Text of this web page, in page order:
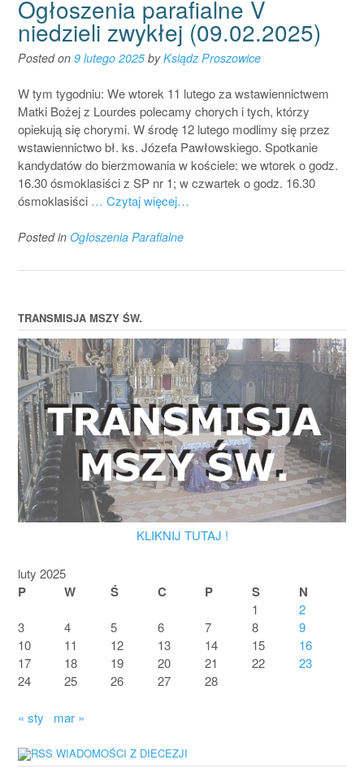
Ogłoszenia parafialne V
niedzieli zwykłej (09.02.2025)
Posted on 9 lutego 2025 byKsiądz Proszowice
W tym tygodniu: We wtorek 11 lutego za wstawiennictwem
Matki Bożej z Lourdes polecamy chorych i tych, którzy
opiekują się chorymi. W środę 12 lutego modlimy się przez
wstawiennictwo bł. ks. Józefa Pawłowskiego. Spotkanie
kandydatów do bierzmowania w kościele: we wtorek o godz.
16.30 ósmoklasiści z SP nr 1; w czwartek o godz. 16.30
ósmoklasiści … Czytaj więcej…
Posted in Ogłoszenia Parafialne
TRANSMISJA MSZY ŚW.
KLIKNIJ TUTAJ !
luty 2025
P W Ś C P S N
1
2
3
4 5 6 7 8
9
10
11 12 13 14 15
16
17
18 19 20 21 22
23
24
25 26 27 28
« sty mar »
WIADOMOŚCI Z DIECEZJI